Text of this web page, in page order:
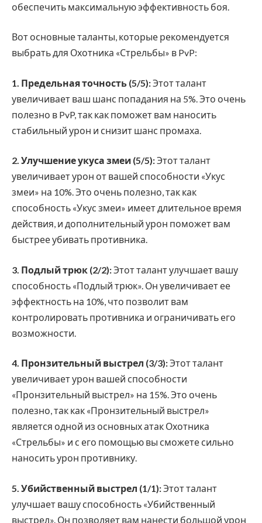
обеспечить максимальную эффективность боя.
Вот основные таланты, которые рекомендуется
выбрать для Охотника «Стрельбы» в PvP:
1. Предельная точность (5/5):Этот талант
увеличивает ваш шанс попадания на 5%. Это очень
полезно в PvP, так как поможет вам наносить
стабильный урон и снизит шанс промаха.
2. Улучшение укуса змеи (5/5):Этот талант
увеличивает урон от вашей способности «Укус
змеи» на 10%. Это очень полезно, так как
способность «Укус змеи» имеет длительное время
действия, и дополнительный урон поможет вам
быстрее убивать противника.
3. Подлый трюк (2/2):Этот талант улучшает вашу
способность «Подлый трюк». Он увеличивает ее
эффектность на 10%, что позволит вам
контролировать противника и ограничивать его
возможности.
4. Пронзительный выстрел (3/3):Этот талант
увеличивает урон вашей способности
«Пронзительный выстрел» на 15%. Это очень
полезно, так как «Пронзительный выстрел»
является одной из основных атак Охотника
«Стрельбы» и с его помощью вы сможете сильно
наносить урон противнику.
5. Убийственный выстрел (1/1):Этот талант
улучшает вашу способность «Убийственный
выстрел». Он позволяет вам нанести большой урон